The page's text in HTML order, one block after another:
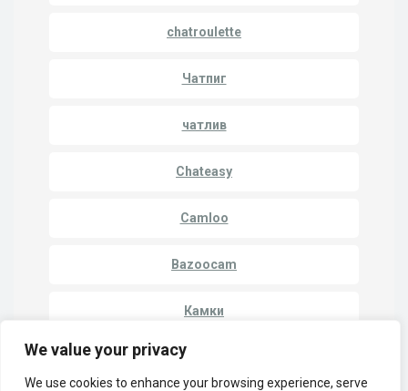
We value your privacy
We use cookies to enhance your browsing experience, serve
chatroulette
Чатпиг
чатлив
Chateasy
Camloo
Bazoocam
Камки